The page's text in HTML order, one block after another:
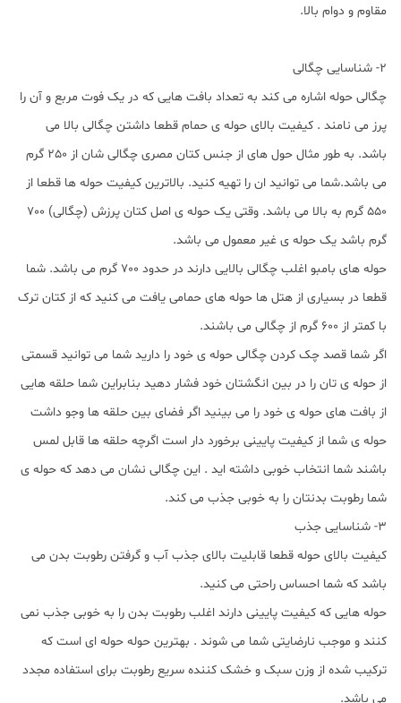
مقاوم و دوام بالا.
2- شناسایی چگالی
چگالی حوله اشاره می کند به تعداد بافت هایی که در یک فوت مربع و آن را
پرز می نامند . کیفیت بالای حوله ی حمام قطعا داشتن چگالی بالا می
باشد. به طور مثال حول های از جنس کتان مصری چگالی شان از 250 گرم
می باشد.شما می توانید ان را تهیه کنید. بالاترین کیفیت حوله ها قطعا از
550 گرم به بالا می باشد. وقتی یک حوله ی اصل کتان پرزش (چگالی) 700
گرم باشد یک حوله ی غیر معمول می باشد.
حوله های بامبو اغلب چگالی بالایی دارند در حدود 700 گرم می باشد. شما
قطعا در بسیاری از هتل ها حوله های حمامی یافت می کنید که از کتان ترک
با کمتر از 600 گرم از چگالی می باشند.
اگر شما قصد چک کردن چگالی حوله ی خود را دارید شما می توانید قسمتی
از حوله ی تان را در بین انگشتان خود فشار دهید بنابراین شما حلقه هایی
از بافت های حوله ی خود را می بینید اگر فضای بین حلقه ها وجو داشت
حوله ی شما از کیفیت پایینی برخورد دار است اگرچه حلقه ها قابل لمس
باشند شما انتخاب خوبی داشته اید . این چگالی نشان می دهد که حوله ی
شما رطوبت بدنتان را به خوبی جذب می کند.
3- شناسایی جذب
کیفیت بالای حوله قطعا قابلیت بالای جذب آب و گرفتن رطوبت بدن می
باشد که شما احساس راحتی می کنید.
حوله هایی که کیفیت پایینی دارند اغلب رطوبت بدن را به خوبی جذب نمی
کنند و موجب نارضایتی شما می شوند . بهترین حوله حوله ای است که
ترکیب شده از وزن سبک و خشک کننده سریع رطوبت برای استفاده مجدد
می باشد.